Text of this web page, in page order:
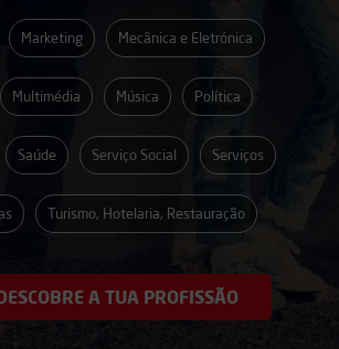
Marketing Mecânica e Eletrónica
Multimédia Música Política
Saúde Serviço Social Serviços
Turismo, Hotelaria, Restauração
A TUA PROFISSÃO